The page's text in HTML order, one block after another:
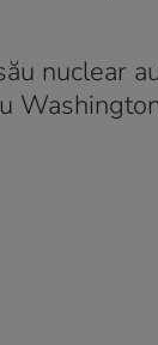
nuclear